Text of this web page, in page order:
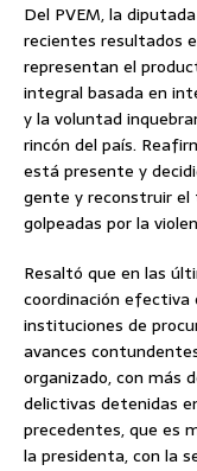
Del PVEM, la
recientes resultados
representan el
integral basada en
y la voluntad
rincón del país.
está presente y
gente y reconstruir el
golpeadas por la
Resaltó que en las
coordinación efectiva
instituciones de
avances
organizado, con más
delictivas detenidas
precedentes, que es
la presidenta, con la